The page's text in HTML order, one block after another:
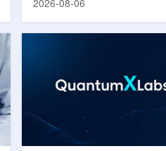
元化的供应链并缩短运输时间
计划的首要目标是实现镥-177
化生产，预计在2028年进行试
产，并在2031年开始全面量产
后，韩国水力原子力还将扩大
2026-08-06